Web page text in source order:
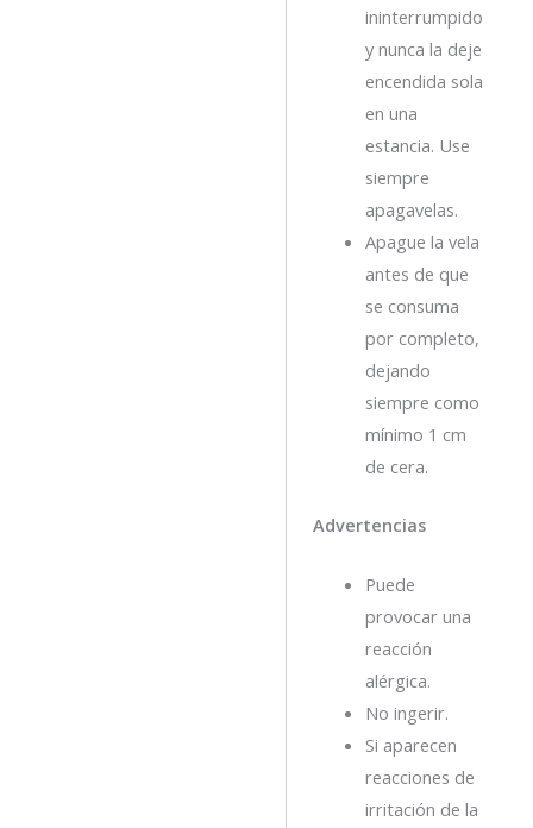
ininterrumpido
y nunca la deje
encendida sola
en una
estancia. Use
siempre
apagavelas.
Apague la vela
antes de que
se consuma
por completo,
dejando
siempre como
mínimo 1 cm
de cera.
Advertencias
Puede
provocar una
reacción
alérgica.
No ingerir.
Si aparecen
reacciones de
irritación de la